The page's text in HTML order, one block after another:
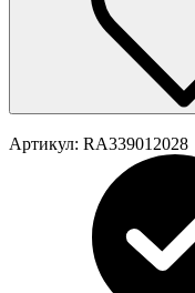
Артикул: RA339012028